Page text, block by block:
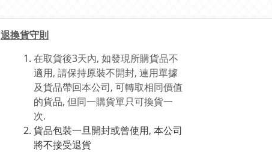
退換貨守則
在取貨後3天內, 如發現所購貨品不
適用, 請保持原裝不開封, 連用單據
及貨品帶回本公司, 可轉取相同價值
的貨品, 但同一購貨單只可換貨一
次.
貨品包裝一旦開封或曾使用, 本公司
將不接受退貨